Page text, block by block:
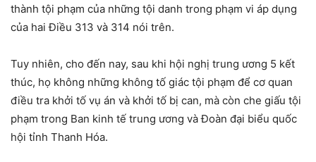
thành tội phạm của những tội danh trong phạm vi áp dụng
của hai Điều 313 và 314 nói trên.
Tuy nhiên, cho đến nay, sau khi hội nghị trung ương 5 kết
thúc, họ không những không tố giác tội phạm để cơ quan
điều tra khởi tố vụ án và khởi tố bị can, mà còn che giấu tội
phạm trong Ban kinh tế trung ương và Đoàn đại biểu quốc
hội tỉnh Thanh Hóa.